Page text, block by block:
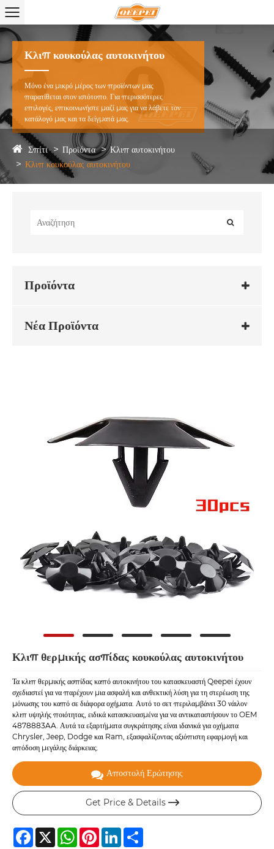
Κλιπ κουκούλας αυτοκινήτου
Μόνο ένα μικρό μέρος των προϊόντων μας
παρατίθεται στον ιστότοπο. Για περισσότερες
επιλογές, επικοινωνήστε μαζί μας για να λάβετε τον
κατάλογό μας και τα δείγματά μας.
Σπίτι Προϊόντα
Κλιπ αυτοκινήτου
Κλιπ κουκούλας αυτοκινήτου
Προϊόντα
Νέα Προϊόντα
Κλιπ θερμικής ασπίδας κουκούλας αυτοκινήτου
Τα κλιπ θερμικής ασπίδας καπό αυτοκινήτου του κατασκευαστή Qeepei έχουν
σχεδιαστεί για να παρέχουν μια ασφαλή και ανθεκτική λύση για τη στερέωση της
μόνωσης του καπό σε διάφορα οχήματα. Αυτό το σετ περιλαμβάνει 30 νάιλον
κλιπ υψηλής ποιότητας, ειδικά κατασκευασμένα για να αντικαταστήσουν το OEM
4878883AA. Αυτά τα εξαρτήματα συγκράτησης είναι ιδανικά για οχήματα
Chrysler, Jeep, Dodge και Ram, εξασφαλίζοντας αξιόπιστη εφαρμογή και
απόδοση μεγάλης διάρκειας.
Αποστολή Ερώτησης
Get Price & Details 
Facebook
X WhatsAppPinterestLinkedIn